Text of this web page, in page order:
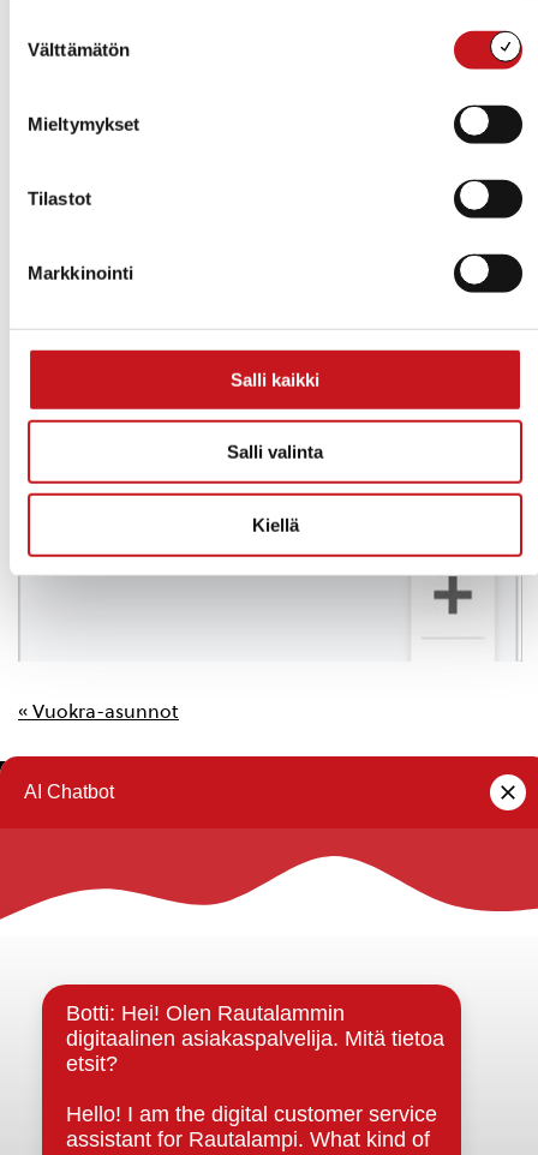
valinta
Välttämätön
Mieltymykset
Tilastot
Markkinointi
Salli kaikki
Salli valinta
Kiellä
« Vuokra-asunnot
Kuntainfo
Asiakirjajulkisuuskuvaus
Evästeet
Saavutettavuusseloste
Tietosuoja
Tietosuojaselosteet